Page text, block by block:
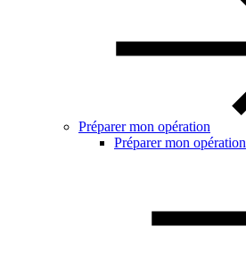
Préparer mon opération
Préparer mon opération